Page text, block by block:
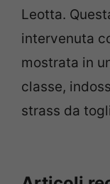
Leotta.
intervenuta
mostrata in
classe,
strass da